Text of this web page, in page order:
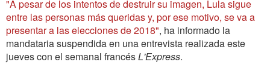
"A pesar de los intentos de destruir su imagen, Lula sigue
entre las personas más queridas y, por ese motivo, se va a
presentar a las elecciones de 2018", ha informado la
mandataria suspendida en una entrevista realizada este
jueves con el semanal francésL'Express.